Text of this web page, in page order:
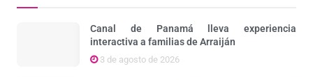
Canal de Panamá lleva experiencia
interactiva a familias de Arraiján
3 de agosto de 2026